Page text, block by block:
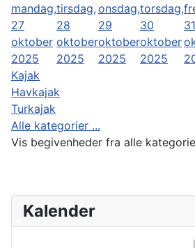
mandag,
27
oktober
2025
tirsdag,
28
oktober
2025
onsdag,
29
oktober
2025
torsdag,
30
oktober
2025
31
Kajak
Havkajak
Turkajak
Alle kategorier ...
Vis begivenheder fra alle
Kalender